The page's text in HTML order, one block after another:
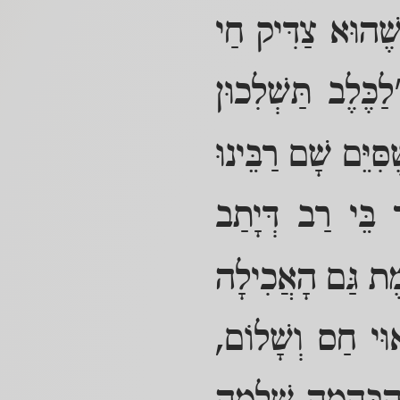
צַדִּיק חַי
תַּשְׁלִכוּן
שָׁם רַבֵּינוּ
בֵּי רַב דְּיָתַב
גַּם הָאֲכִילָה
חַס וְשָׁלוֹם,